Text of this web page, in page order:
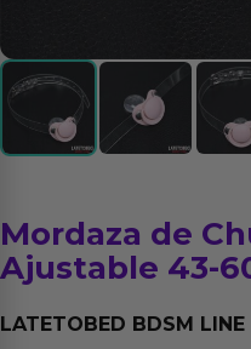
Mordaza de
Ajustable 43-
LATETOBED BDSM LINE